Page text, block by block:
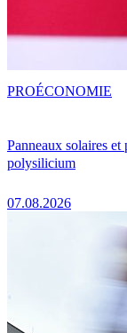
Panneaux solaires
polysilicium
07.08.2026
PROÉCONOMIE